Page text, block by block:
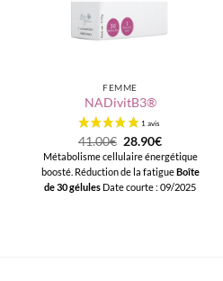
FEMME
NADivitB3®
41.00€ Le
prix
initial
était :
41.00€.
28.90€Le
prix
actuel
est :
28.90€.
Métabolisme cellulaire énergétique
boosté. Réduction de la fatigueBoîte
de 30 gélules Date courte : 09/2025